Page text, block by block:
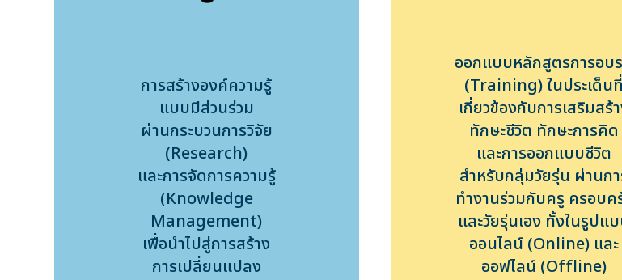
การสร้างองค์ความรู้
แบบมีส่วนร่วม
ผ่านกระบวนการวิจัย
(Research)
และการจัดการความรู้
(Knowledge
Management)
เพื่อนำไปสู่การสร้าง
การเปลี่ยนแปลง
ออกแบบหลักสูตรการอบ
(Training) ในประเด็นที่
เกี่ยวข้องกับการเสริมสร้
ทักษะชีวิต ทักษะการคิด
และการออกแบบชีวิต
สำหรับกลุ่มวัยรุ่น ผ่านก
ทำงานร่วมกับครู ครอบค
และวัยรุ่นเอง ทั้งในรูปแ
ออนไลน์ (Online) และ
ออฟไลน์ (Offline)